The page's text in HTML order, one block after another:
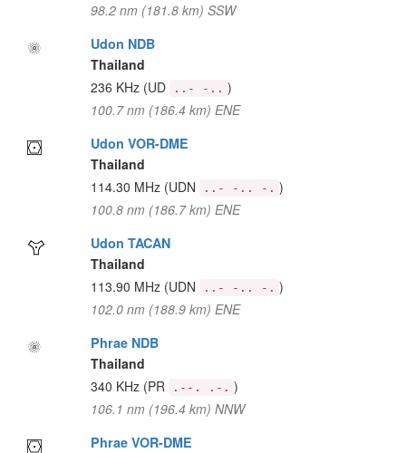
98.2 nm (181.8 km) SSW
Udon NDB
Thailand
236 KHz (UD ..- -.. )
100.7 nm (186.4 km) ENE
Udon VOR-DME
Thailand
114.30 MHz (UDN ..- -.. -. )
100.8 nm (186.7 km) ENE
Udon TACAN
Thailand
113.90 MHz (UDN ..- -.. -. )
102.0 nm (188.9 km) ENE
Phrae NDB
Thailand
340 KHz (PR .--. .-. )
106.1 nm (196.4 km) NNW
Phrae VOR-DME